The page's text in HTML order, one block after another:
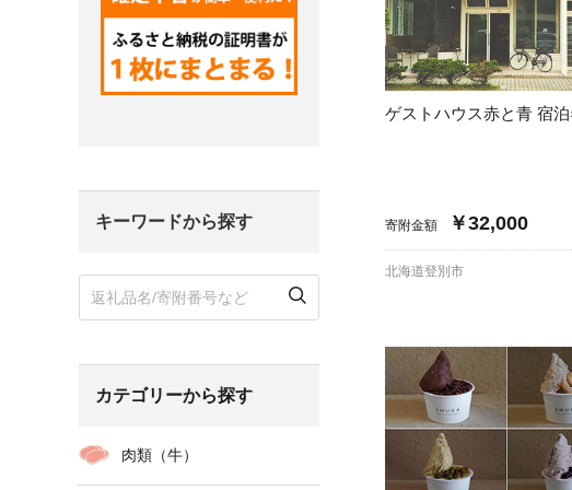
栃木県 鹿沼市
九十九里町
神奈川県 横浜市
ゲストハウス赤と青 宿泊
寄附金額 ￥32,000
北海道登別市
キーワードから探す
カテゴリーから探す
肉類（牛）